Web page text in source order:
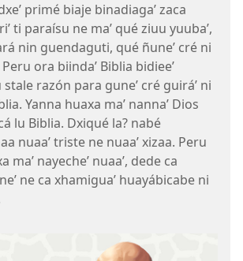
primé biaje binadiagaʼ zaca
ti paraísu ne maʼ qué ziuu yuubaʼ,
nin guendaguti, qué ñuneʼ cré ni
Peru ora biindaʼ Biblia bidieeʼ
razón para guneʼ cré guiráʼ ni
Yanna huaxa maʼ nannaʼ Dios
lu Biblia. Dxiqué la? nabé
nuaaʼ triste ne nuaaʼ xizaa. Peru
maʼ nayecheʼ nuaaʼ, dede ca
ne ca xhamiguaʼ huayábicabe ni